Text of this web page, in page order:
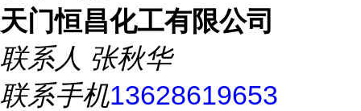
天门恒昌化工有限公司
联系人 张秋华
联系手机13628619653